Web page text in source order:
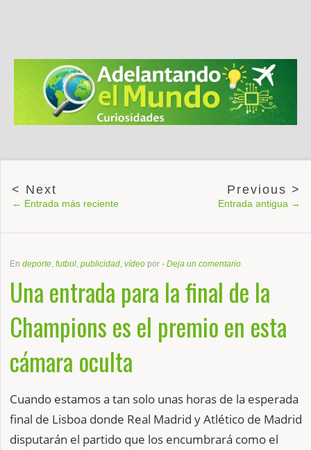
← Entrada más reciente Entrada antigua →
Endeporte,futbol,publicidad,vídeo por- Deja un comentario
Una entrada para la final de la
Champions es el premio en esta
cámara oculta
Cuando estamos a tan solo unas horas de la esperada
final de Lisboa donde Real Madrid y Atlético de Madrid
disputarán el partido que los encumbrará como el